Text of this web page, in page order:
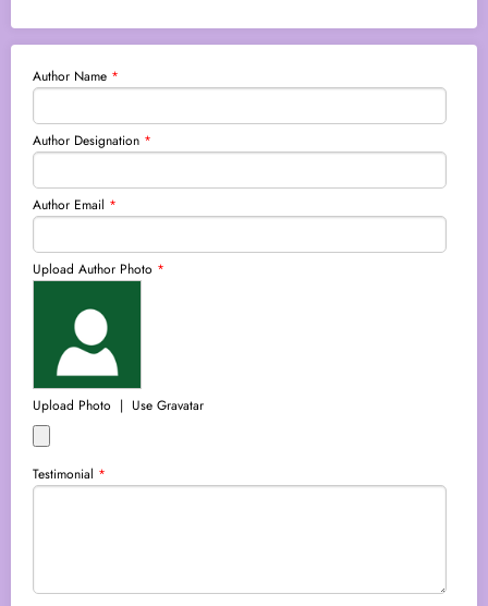
Author Name *
Author Designation *
Author Email *
Upload Author Photo *
Upload Photo | Use Gravatar
Testimonial *